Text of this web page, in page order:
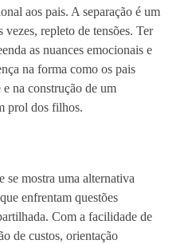
aos pais. A separação é um
repleto de tensões. Ter
as nuances emocionais e
na forma como os pais
na construção de um
prol dos filhos.
mostra uma alternativa
enfrentam questões
Com a facilidade de
de custos, orientação